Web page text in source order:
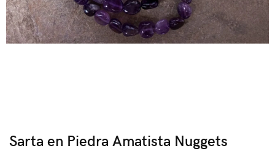
Sarta en Piedra Amatista Nuggets